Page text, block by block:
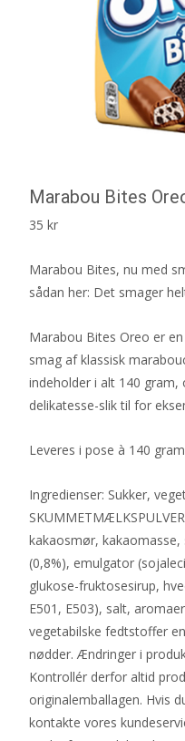
Marabou Bites
35 kr
Marabou Bites, nu med
sådan her: Det smager
Marabou Bites Oreo er
smag af klassisk
indeholder i alt 140
delikatesse-slik til for
Leveres i pose à 140
Ingredienser: Sukker,
kakaosmør,
(0,8%), emulgator
glukose-fruktosesirup,
E501, E503), salt,
vegetabilske fedtstoffer
nødder. Ændringer i
Kontrollér derfor altid
originalemballagen. Hvis
kontakte vores